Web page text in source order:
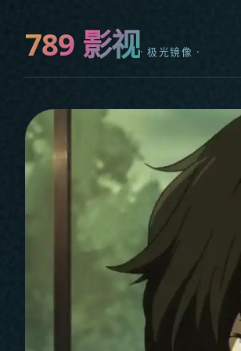
789 影视· 极光镜像 ·